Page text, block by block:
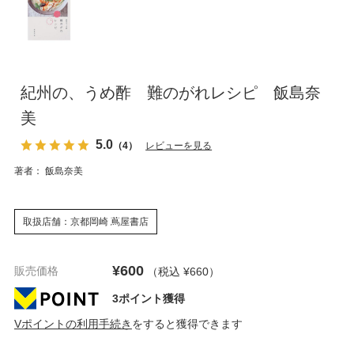
紀州の、うめ酢 難のがれレシピ 飯島奈
美
5.0 （4） レビューを見る
著者： 飯島奈美
取扱店舗：京都岡崎 蔦屋書店
販売価格 ¥600 （税込 ¥660）
3ポイント獲得
Vポイントの利用手続き をすると獲得できます